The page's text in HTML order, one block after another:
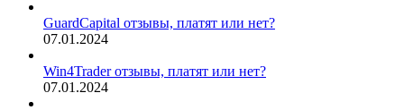
GuardCapital отзывы, платят или нет?
07.01.2024
Win4Trader отзывы, платят или нет?
07.01.2024